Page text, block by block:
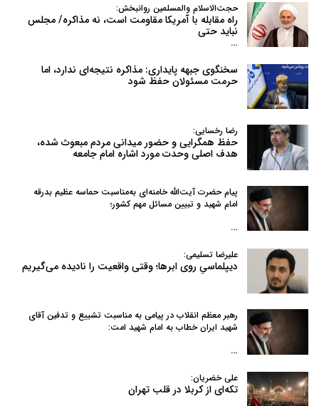
حجت‌الاسلام والمسلمین روانبخش:
راه مقابله با آمریکا مقاومت است، نه مذاکره/ مجلس
نباید حتی
…
سخنگوی جبهه پایداری: مذاکره نتیجه‌ای ندارد، اما
حرمت مسئولان حفظ شود
رضا رخسایی:
حفظ همگرایی و حضور میدانی مردم مبعوث شده،
هدف اصلی وحدت مورد اشاره امام جامعه
پیام حضرت آیت‌الله خامنه‌ای به‌مناسبت حماسه عظیم بدرقه
امام شهید و تبیین مسائل مهم کشور؛
…
علیرضا تسلیمی:
دیپلماسیِ روی ابرها؛ وقتی واقعیت را نادیده می‌گیریم
رهبر معظم انقلاب در پیامی به‌ مناسبت تشییع و تدفین آقای
شهید ایران خطاب به امام شهید امت:
…
علی خضریان:
تکه‌ای از کربلا در قلب تهران